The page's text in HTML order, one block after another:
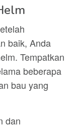
baik, Anda
Tempatkan
beberapa
bau yang
dan